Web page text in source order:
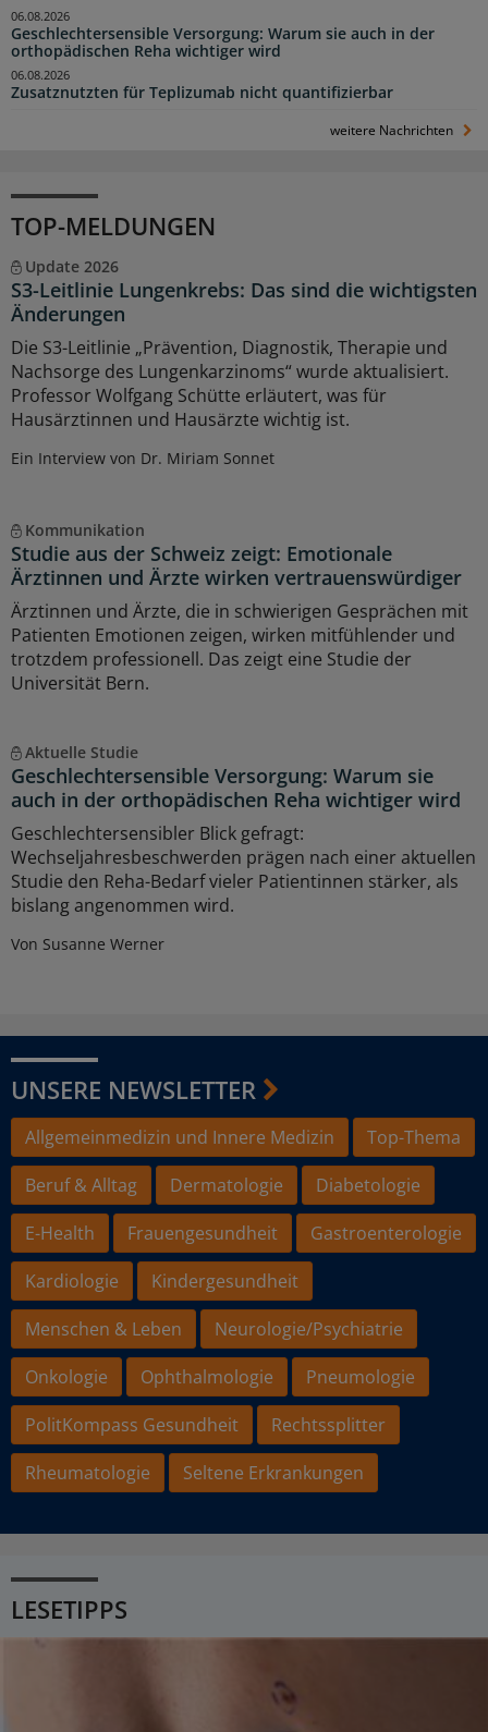
Geschlechtersensible Versorgung: Warum sie auch in der
orthopädischen Reha wichtiger wird
06.08.2026
Zusatznutzten für Teplizumab nicht quantifizierbar
06.08.2026
weitere Nachrichten
TOP-MELDUNGEN
Update 2026
S3-Leitlinie Lungenkrebs: Das sind die wichtigsten
Änderungen
Die S3-Leitlinie „Prävention, Diagnostik, Therapie und
Nachsorge des Lungenkarzinoms“ wurde aktualisiert.
Professor Wolfgang Schütte erläutert, was für
Hausärztinnen und Hausärzte wichtig ist.
Ein Interview von Dr. Miriam Sonnet
Kommunikation
Studie aus der Schweiz zeigt: Emotionale
Ärztinnen und Ärzte wirken vertrauenswürdiger
Ärztinnen und Ärzte, die in schwierigen Gesprächen mit
Patienten Emotionen zeigen, wirken mitfühlender und
trotzdem professionell. Das zeigt eine Studie der
Universität Bern.
Aktuelle Studie
Geschlechtersensible Versorgung: Warum sie
auch in der orthopädischen Reha wichtiger wird
Geschlechtersensibler Blick gefragt:
Wechseljahresbeschwerden prägen nach einer aktuellen
Studie den Reha-Bedarf vieler Patientinnen stärker, als
bislang angenommen wird.
Von Susanne Werner
UNSERE NEWSLETTER
Allgemeinmedizin und Innere Medizin
Top-Thema
Beruf & Alltag
Dermatologie
Diabetologie
E-Health
Frauengesundheit
Gastroenterologie
Kardiologie
Kindergesundheit
Menschen & Leben
Neurologie/Psychiatrie
Onkologie
Ophthalmologie
Pneumologie
PolitKompass Gesundheit
Rechtssplitter
Rheumatologie
Seltene Erkrankungen
LESETIPPS